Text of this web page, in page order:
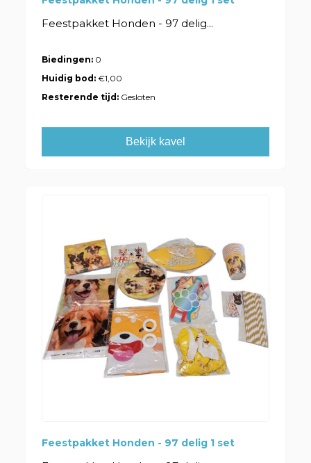
Feestpakket Honden - 97 delig...
Biedingen: 0
Huidig bod:€1,00
Resterende tijd: Gesloten
Bekijk kavel
Feestpakket Honden - 97 delig 1 set